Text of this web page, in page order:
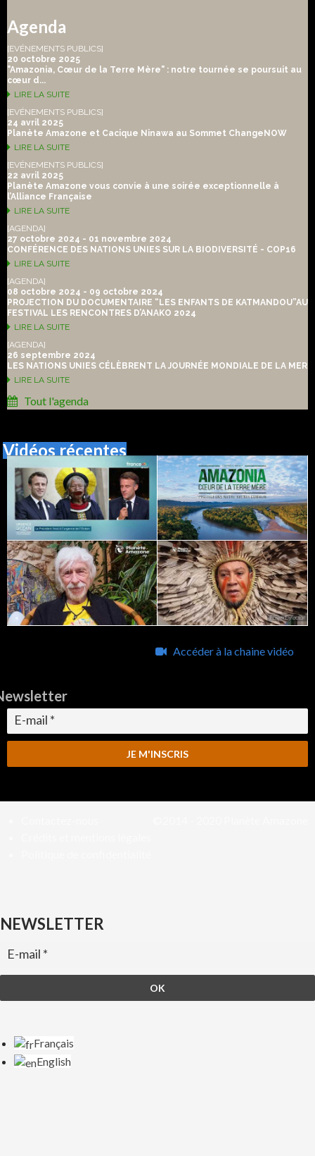
Agenda
[EVÉNEMENTS PUBLICS]
20 octobre 2025
"Amazonia, Cœur de la Terre Mère" : notre tournée se poursuit au
cœur d...
LIRE LA SUITE
[EVÉNEMENTS PUBLICS]
24 avril 2025
Planète Amazone et Cacique Ninawa au Sommet ChangeNOW
LIRE LA SUITE
[EVÉNEMENTS PUBLICS]
22 avril 2025
Planète Amazone vous convie à une soirée exceptionnelle à
l’Alliance Française
LIRE LA SUITE
[AGENDA]
27 octobre 2024 - 01 novembre 2024
CONFÉRENCE DES NATIONS UNIES SUR LA BIODIVERSITÉ - COP16
LIRE LA SUITE
[AGENDA]
08 octobre 2024 - 09 octobre 2024
PROJECTION DU DOCUMENTAIRE “LES ENFANTS DE KATMANDOU”AU
FESTIVAL LES RENCONTRES D’ANAKO 2024
LIRE LA SUITE
[AGENDA]
26 septembre 2024
LES NATIONS UNIES CÉLÈBRENT LA JOURNÉE MONDIALE DE LA MER
LIRE LA SUITE
Tout l'agenda
Vidéos récentes
Accéder à la chaine vidéo
NEWSLETTER
Français
English